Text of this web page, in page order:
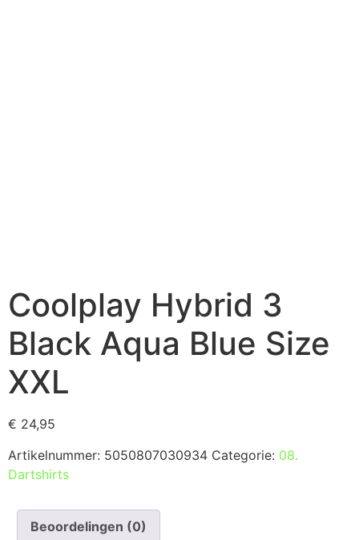
Coolplay Hybrid 3
Black Aqua Blue Size
XXL
€ 24,95
Artikelnummer: 5050807030934 Categorie: 08.
Dartshirts
Beoordelingen (0)